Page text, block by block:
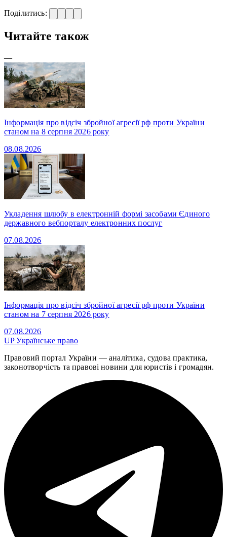
Поділитись:
Читайте також
—
Інформація про відсіч збройної агресії рф проти України
станом на 8 серпня 2026 року
08.08.2026
Укладення шлюбу в електронній формі засобами Єдиного
державного вебпорталу електронних послуг
07.08.2026
Інформація про відсіч збройної агресії рф проти України
станом на 7 серпня 2026 року
07.08.2026
UPУкраїнське право
Правовий портал України — аналітика, судова практика,
законотворчість та правові новини для юристів і громадян.